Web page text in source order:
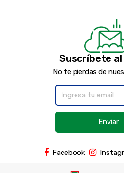
Suscríbete
No te pierdas de
Enviar
Facebook